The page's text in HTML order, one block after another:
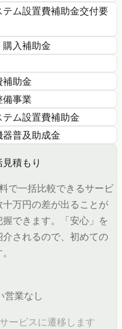
ム設置費補助金交付要
入補助金
助金
事業
ム設置費補助金
普及助成金
積もり
で一括比較できるサービ
万円の差が出ることが
できます。「安心」を
されるので、初めての
営業なし
ービスに遷移します